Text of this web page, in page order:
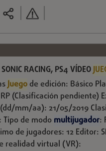
RACING, PS4 VÍDEO
Juego de edición: Básico
RP (Clasificación pendiente)
mm/aa): 21/05/2019
: Tipo de modo multijugador:
de jugadores: 12 Editor:
realidad virtual (VR):